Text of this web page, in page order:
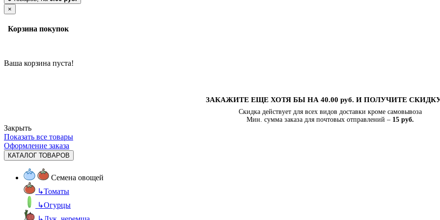
×
Корзина покупок
Ваша корзина пуста!
ЗАКАЖИТЕ ЕЩЕ ХОТЯ БЫ НА 40.00 руб. И ПОЛУЧИТЕ
Скидка действует для всех видов доставки кроме самовывоза
Мин. сумма заказа для почтовых отправлений – 15 руб.
Закрыть
Показать все товары
Оформление заказа
КАТАЛОГ ТОВАРОВ
Семена овощей
↳Томаты
↳Огурцы